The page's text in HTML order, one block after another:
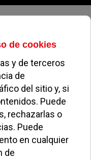
2026
el
del Pleno y
con la